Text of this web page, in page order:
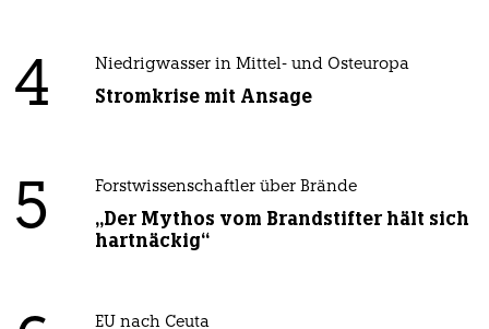
4 Niedrigwasser in Mittel- und Osteuropa
Stromkrise mit Ansage
5 Forstwissenschaftler über Brände
„Der Mythos vom Brandstifter hält sich
hartnäckig“
EU nach Ceuta